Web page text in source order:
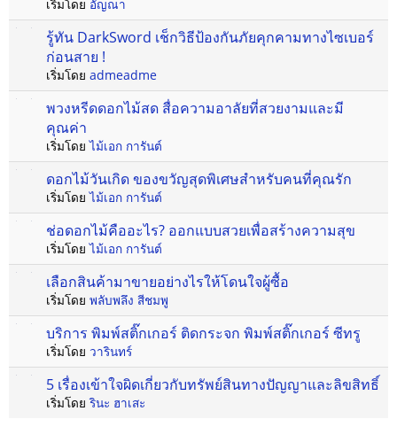
เริ่มโดย อัญณา
รู้ทัน DarkSword เช็กวิธีป้องกันภัยคุกคามทางไซเบอร์
ก่อนสาย !
เริ่มโดย admeadme
พวงหรีดดอกไม้สด สื่อความอาลัยที่สวยงามและมี
คุณค่า
เริ่มโดยไม้เอก การันต์
ดอกไม้วันเกิด ของขวัญสุดพิเศษสำหรับคนที่คุณรัก
เริ่มโดยไม้เอก การันต์
ช่อดอกไม้คืออะไร? ออกแบบสวยเพื่อสร้างความสุข
เริ่มโดยไม้เอก การันต์
เลือกสินค้ามาขายอย่างไรให้โดนใจผู้ซื้อ
เริ่มโดย พลับพลึง สีชมพู
บริการ พิมพ์สติ๊กเกอร์ ติดกระจก พิมพ์สติ๊กเกอร์ ซีทรู
เริ่มโดย วารินทร์
5 เรื่องเข้าใจผิดเกี่ยวกับทรัพย์สินทางปัญญาและลิขสิทธิ์
เริ่มโดยรินะ ฮาเสะ